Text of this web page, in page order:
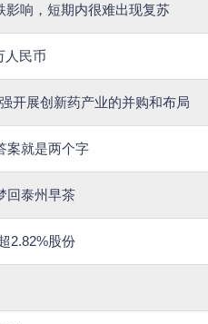
影响，短期内很难出现复苏
人民币
开展创新药产业的并购和布局
案就是两个字
回泰州早茶
2.82%股份